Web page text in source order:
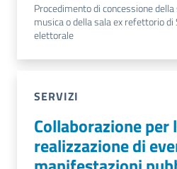
Procedimento di concessione
musica o della sala ex refettorio di
elettorale
SERVIZI
Collaborazione per
realizzazione di